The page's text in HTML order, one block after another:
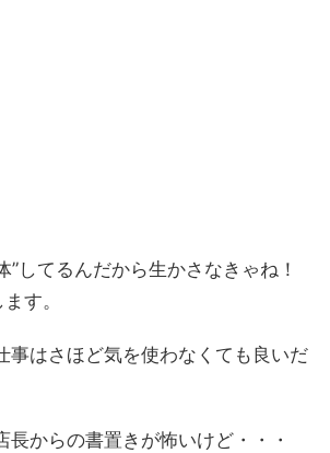
”してるんだから生かさなきゃね！
す。
事はさほど気を使わなくても良いだ
長からの書置きが怖いけど・・・